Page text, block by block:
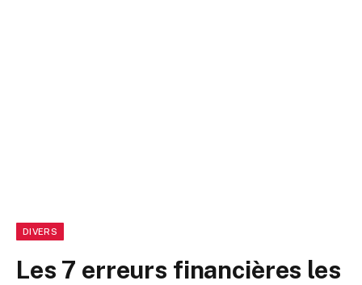
DIVERS
Les 7 erreurs financières les